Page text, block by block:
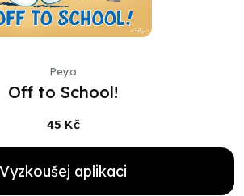
Peyo
Off to School!
45 Kč
Vyzkoušej aplikaci